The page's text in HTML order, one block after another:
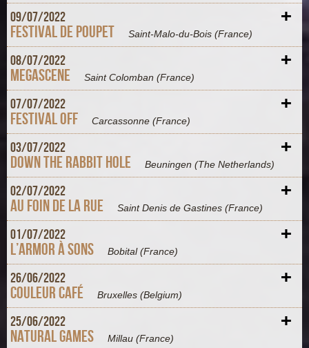
09/07/2022
Festival de Poupet Saint-Malo-du-Bois (France) +
08/07/2022
Megascene Saint Colomban (France) +
07/07/2022
Festival Off Carcassonne (France) +
03/07/2022
Down The Rabbit Hole Beuningen (The Netherlands) +
02/07/2022
Au foin de la rue Saint Denis de Gastines (France) +
01/07/2022
L’Armor à sons Bobital (France) +
26/06/2022
Couleur Café Bruxelles (Belgium) +
25/06/2022
Natural Games Millau (France) +